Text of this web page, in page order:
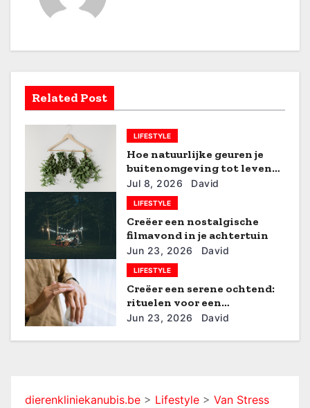
n
a
g
t
i
e
Related Post
LIFESTYLE
Hoe natuurlijke geuren je
buitenomgeving tot leven
brengen
Jul 8, 2026 David
LIFESTYLE
Creëer een nostalgische
filmavond in je achtertuin
Jun 23, 2026 David
LIFESTYLE
Creëer een serene ochtend:
rituelen voor een
verfrissende start
Jun 23, 2026 David
dierenkliniekanubis.be > Lifestyle > Van Stress